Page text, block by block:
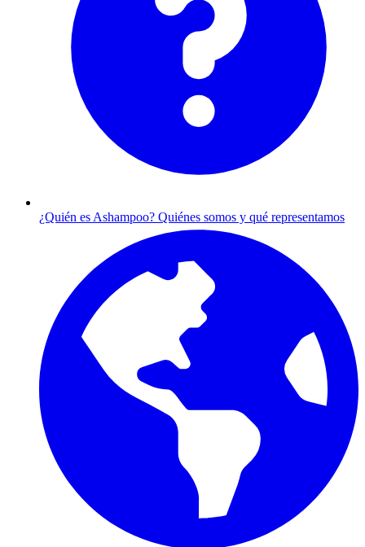
¿Quién es Ashampoo? Quiénes somos y qué representamos